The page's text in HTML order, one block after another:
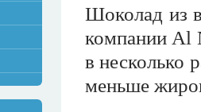
Шоколад из
компании Al
в несколько
меньше